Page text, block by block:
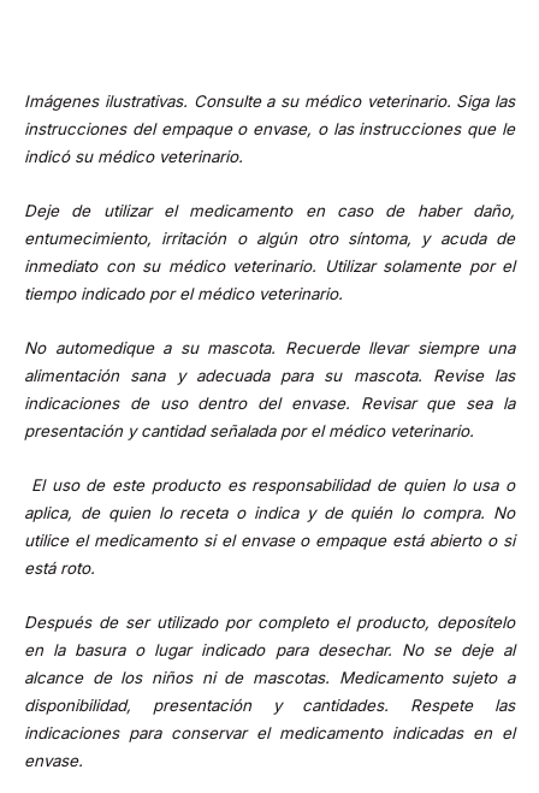
Imágenes ilustrativas. Consulte a su médico veterinario. Siga las
instrucciones del empaque o envase, o las instrucciones que le
indicó su médico veterinario.
Deje de utilizar el medicamento en caso de haber daño,
entumecimiento, irritación o algún otro síntoma, y acuda de
inmediato con su médico veterinario. Utilizar solamente por el
tiempo indicado por el médico veterinario.
No automedique a su mascota. Recuerde llevar siempre una
alimentación sana y adecuada para su mascota. Revise las
indicaciones de uso dentro del envase. Revisar que sea la
presentación y cantidad señalada por el médico veterinario.
El uso de este producto es responsabilidad de quien lo usa o
aplica, de quien lo receta o indica y de quién lo compra. No
utilice el medicamento si el envase o empaque está abierto o si
está roto.
Después de ser utilizado por completo el producto, deposítelo
en la basura o lugar indicado para desechar. No se deje al
alcance de los niños ni de mascotas. Medicamento sujeto a
disponibilidad, presentación y cantidades. Respete las
indicaciones para conservar el medicamento indicadas en el
envase.